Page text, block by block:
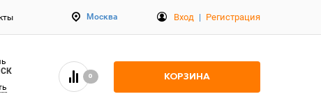
Москва Вход | Регистрация
0 КОРЗИНА